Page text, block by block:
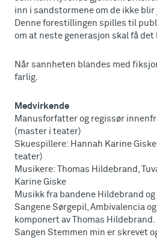
inn i sandstormene om de ikke blir
Denne forestillingen spilles til
om at neste generasjon skal få
Når sannheten blandes med
farlig.
Medvirkende
Manusforfatter og regissør
(master i teater)
Skuespillere: Hannah Karine
teater)
Musikere: Thomas Hildebrand,
Karine Giske
Musikk fra bandene Hildebrand og
Sangene Sørgepil, Ambivalencia
komponert av Thomas Hildebrand.
Sangen Stemmen min er skrevet